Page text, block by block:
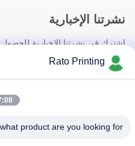
نشرتنا الإخبارية
اشترك في نشرتنا الإخبارية
Rato Printing
7:08 PM
what product are you looking for?